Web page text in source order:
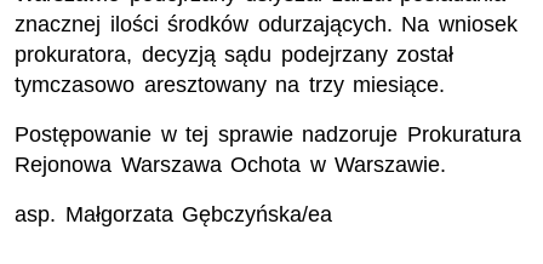
znacznej ilości środków odurzających. Na wniosek
prokuratora, decyzją sądu podejrzany został
tymczasowo aresztowany na trzy miesiące.
Postępowanie w tej sprawie nadzoruje Prokuratura
Rejonowa Warszawa Ochota w Warszawie.
asp. Małgorzata Gębczyńska/ea